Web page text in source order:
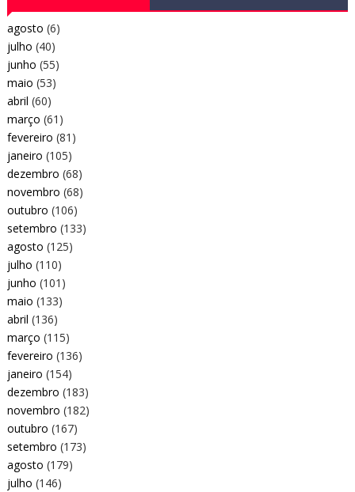
agosto (6)
julho (40)
junho (55)
maio (53)
abril (60)
março (61)
fevereiro (81)
janeiro (105)
dezembro (68)
novembro (68)
outubro (106)
setembro (133)
agosto (125)
julho (110)
junho (101)
maio (133)
abril (136)
março (115)
fevereiro (136)
janeiro (154)
dezembro (183)
novembro (182)
outubro (167)
setembro (173)
agosto (179)
julho (146)